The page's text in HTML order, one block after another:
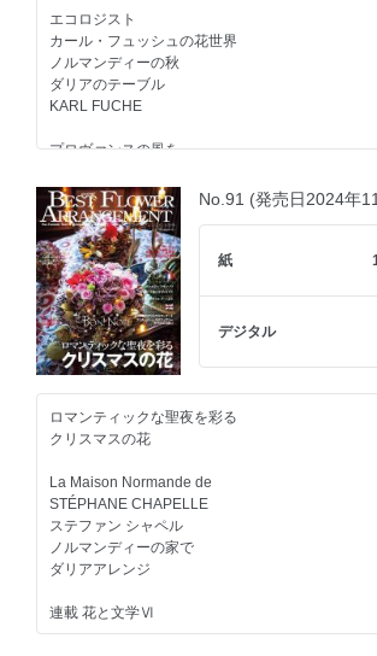
優しい初夏の彩り
初夏の季節に贈るギフトセレクション
おしえて！JINBO先生
など
エコロジスト
カール・フュッシュの花世界
ノルマンディーの秋
ダリアのテーブル
KARL FUCHE
プロヴァンスの風を
セリーヌ・ジョーヴ
洗練された色使い
セレブ御用達フローリスト
サイエ＆ゴルトン・フラワーズ
英国チェルシーフラワーショー2025
RHS Chelsea Flower Show
ダリア・マム・ケイトウ・アジサイ・リンドウ
秋のプレミアムレッスンレシピ
Flower Arrangement Trends in Paris & London
PARIS 6 LONDON
最新花トレンド10
トレンドのカラー、素材、テクニック
スタイル、テイストを独自に分析！
EXPO2025 大阪・関西万博レポート
No.91 (発売日2024年
紙
デジタル
ロマンティックな聖夜を彩る
クリスマスの花
La Maison Normande de
STÉPHANE CHAPELLE
ステファン シャペル
ノルマンディーの家で
ダリアアレンジ
連載 花と文学Ⅵ